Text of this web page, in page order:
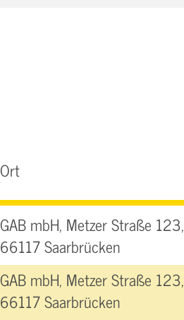
Ort
GAB mbH, Metzer Straße 123,
66117 Saarbrücken
GAB mbH, Metzer Straße 123,
66117 Saarbrücken